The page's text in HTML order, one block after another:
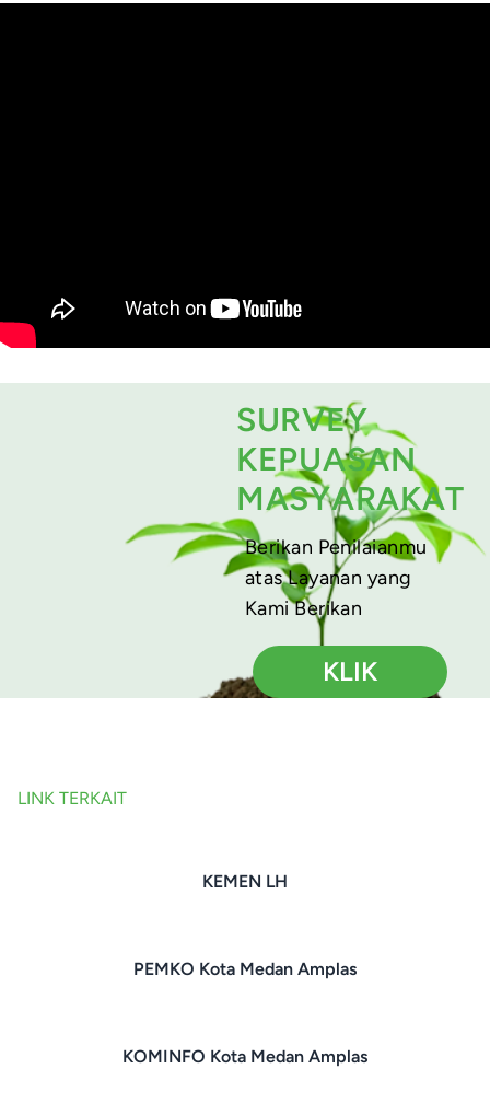
SURVEY
KEPUASAN
MASYARAKAT
Berikan Penilaianmu
atas Layanan yang
Kami Berikan
KLIK
LINK TERKAIT
KEMEN LH
PEMKO Kota Medan Amplas
KOMINFO Kota Medan Amplas